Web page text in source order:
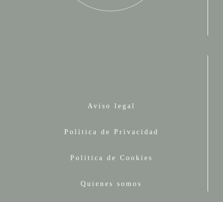
Aviso legal
Política de Privacidad
Política de Cookies
Quienes somos